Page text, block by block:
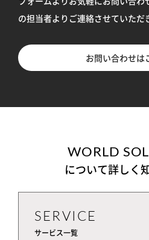
の担当者よりご連絡させていただ
お問い合わせは
WORLD
について詳しく
SERVICE
サービス一覧